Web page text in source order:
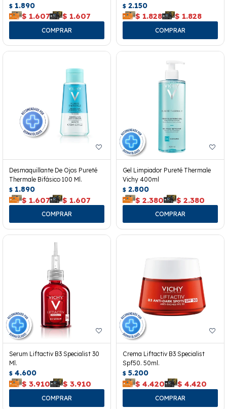
$ 1.890
$ 1.607 $ 1.607
$ 2.150
$ 1.828 $ 1.828
Desmaquillante De Ojos Pureté
Thermale Bifásico 100 Ml.
$ 1.890
$ 1.607 $ 1.607
Gel Limpiador Pureté Thermale
Vichy 400ml
$ 2.800
$ 2.380 $ 2.380
Serum Liftactiv B3 Specialist 30
Ml.
$ 4.600
$ 3.910 $ 3.910
Crema Liftactiv B3 Specialist
Spf50. 50ml.
$ 5.200
$ 4.420 $ 4.420